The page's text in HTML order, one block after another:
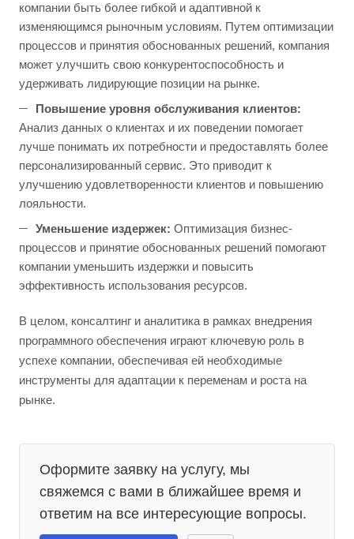
компании быть более гибкой и адаптивной к
изменяющимся рыночным условиям. Путем оптимизации
процессов и принятия обоснованных решений, компания
может улучшить свою конкурентоспособность и
удерживать лидирующие позиции на рынке.
Повышение уровня обслуживания клиентов:
Анализ данных о клиентах и их поведении помогает
лучше понимать их потребности и предоставлять более
персонализированный сервис. Это приводит к
улучшению удовлетворенности клиентов и повышению
лояльности.
Уменьшение издержек: Оптимизация бизнес-
процессов и принятие обоснованных решений помогают
компании уменьшить издержки и повысить
эффективность использования ресурсов.
В целом, консалтинг и аналитика в рамках внедрения
программного обеспечения играют ключевую роль в
успехе компании, обеспечивая ей необходимые
инструменты для адаптации к переменам и роста на
рынке.
Оформите заявку на услугу, мы
свяжемся с вами в ближайшее время и
ответим на все интересующие вопросы.